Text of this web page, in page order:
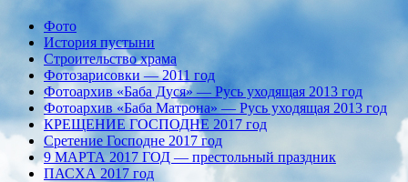
Фото
История пустыни
Строительство храма
Фотозарисовки — 2011 год
Фотоархив «Баба Дуся» — Русь уходящая 2013 год
Фотоархив «Баба Матрона» — Русь уходящая 2013 год
КРЕЩЕНИЕ ГОСПОДНЕ 2017 год
Сретение Господне 2017 год
9 МАРТА 2017 ГОД — престольный праздник
ПАСХА 2017 год